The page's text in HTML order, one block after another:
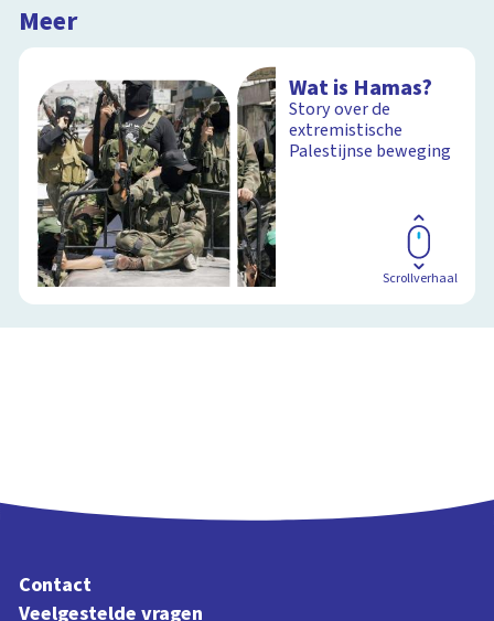
Meer
Wat is Hamas?
Story over de
extremistische
Palestijnse beweging
Scrollverhaal
Contact
Veelgestelde vragen